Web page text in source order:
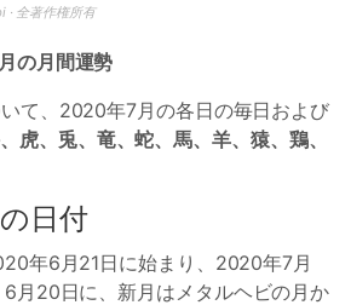
· 全著作権所有
の月間運勢
て、2020年7月の各日の毎日および
虎、兎、竜、蛇、馬、羊、猿、鶏、
日付
年6月21日に始まり、2020年7月
月20日に、新月はメタルヘビの月か